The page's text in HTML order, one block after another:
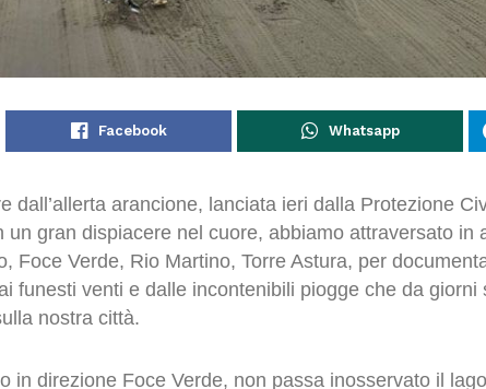
Facebook Whatsapp
dall’allerta arancione, lanciata ieri dalla Protezione
un gran dispiacere nel cuore, abbiamo attraversato in
Foce Verde, Rio Martino, Torre Astura, per
funesti venti e dalle incontenibili piogge che da giorni
nostra città.
in direzione Foce Verde, non passa inosservato il